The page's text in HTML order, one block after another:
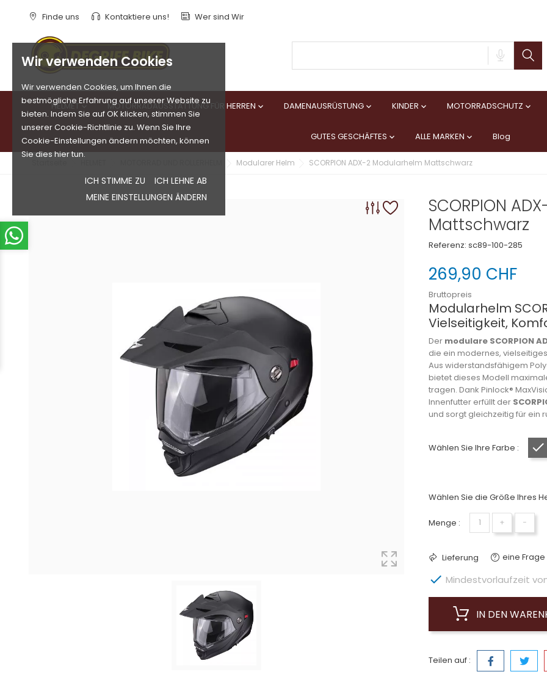
Wir verwenden Cookies
Wir verwenden Cookies, um Ihnen die
bestmögliche Erfahrung auf unserer Website zu
bieten. Indem Sie auf OK klicken, stimmen Sie
unserer Cookie-Richtlinie zu. Wenn Sie Ihre
Cookie-Einstellungen ändern möchten, können
Sie dies hier tun.
ICH STIMME ZU
ICH LEHNE AB
MEINE EINSTELLUNGEN ÄNDERN
Finde uns Kontaktiere uns! Wer sind Wir
HELMET MOTORRADAUSSTATTUNG FÜR HERREN  DAMENAUSRÜSTUNG KINDER  MOTORRADSCHUTZ 
GUTES GESCHÄFTES  ALLE MARKEN  Blog
Modularer Helm SCORPION ADX-2 Modularhelm Mattschwarz
SCORPION
Mattschwarz
Referenz: sc89-100-285
269,90 CHF
Bruttopreis
Modularhelm
Vielseitigkeit,
Der modulare SCORPION
die ein modernes,
Aus widerstandsfähigem
bietet dieses Modell
tragen. Dank Pinlock®
Innenfutter erfüllt der
und sorgt gleichzeitig für ein
Wählen Sie Ihre Farbe :
Wählen Sie die Größe Ihres
Menge : + −
Lieferung eine
 Mindestvorlaufzeit
IN DEN
Teilen auf :